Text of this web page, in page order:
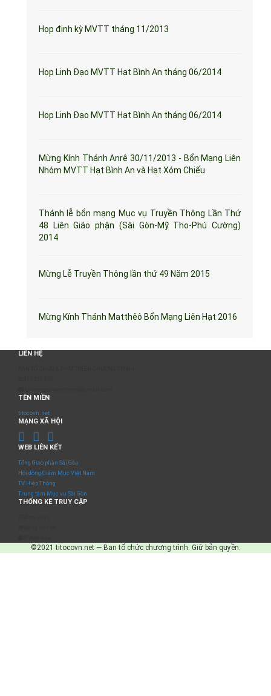
Họp định kỳ MVTT tháng 11/2013
Họp Linh Đạo MVTT Hạt Bình An tháng 06/2014
Họp Linh Đạo MVTT Hạt Bình An tháng 06/2014
Mừng Kính Thánh Anrê 30/11/2013 - Bổn Mạng Liên
Nhóm MVTT Hạt Bình An và Hạt Xóm Chiếu
Thánh lễ bổn mạng Mục vụ Truyền Thông Lần Thứ
48 Liên Giáo phận (Sài Gòn-Mỹ Tho-Phú Cường)
2014
Mừng Lễ Truyền Thông lần thứ 49 Năm 2015
Mừng Kính Thánh Matthêô Bổn Mạng Liên Hạt 2016
LIÊN HỆ
TÊN MIỀN
titocovn.net
MẠNG XÃ HỘI
WEB LIÊN KẾT
Tổng Giáo phận Sài Gòn
Hội đồng Giám Mục Việt Nam
TV Hiệp Thông
Trung tâm Mục vụ Sài Gòn
THỐNG KÊ TRUY CẬP
©2021 titocovn.net — Ban tổ chức chương trình. Giữ bản quyền.